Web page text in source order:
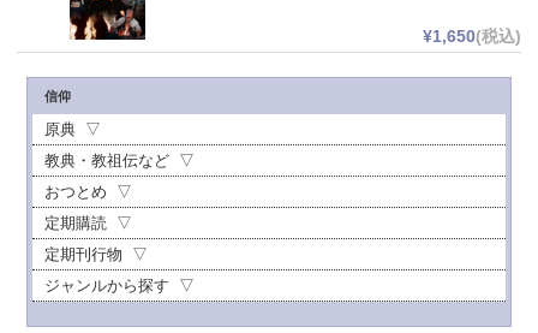
¥1,650(税込)
信仰
原典
教典・教祖伝など
おつとめ
定期購読
定期刊行物
ジャンルから探す